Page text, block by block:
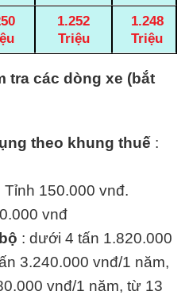
1.252
Triệu
1.248
Triệu
tra các dòng xe (bắt
theo khung thuế :
Tỉnh 150.000 vnđ.
vnđ
: dưới 4 tấn 1.820.000
3.240.000 vnđ/1 năm,
vnđ/1 năm, từ 13